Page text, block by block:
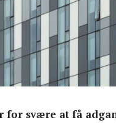
for svære at få